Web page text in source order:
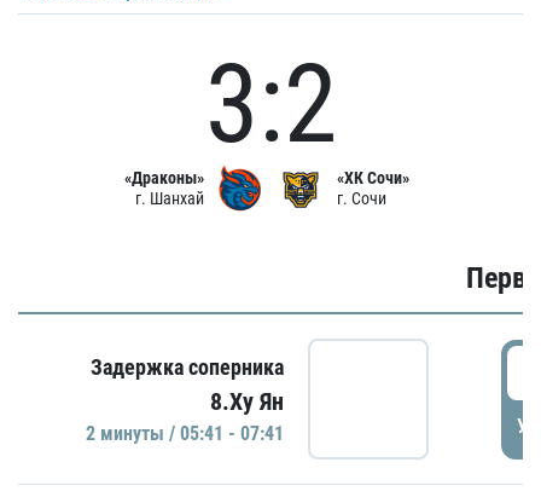
«Драконы»
г. Шанхай
3:2
«ХК Сочи»
г. Сочи
Задержка соперника
8.Ху Ян
2 минуты / 05:41 - 07:41